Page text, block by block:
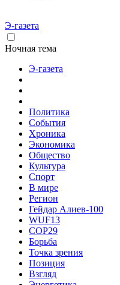
Э-газета
Ночная тема
Э-газета
Политика
События
Хроника
Экономика
Общество
Культура
Спорт
В мире
Регион
Гейдар Алиев-100
WUF13
COP29
Борьба
Точка зрения
Позиция
Взгляд